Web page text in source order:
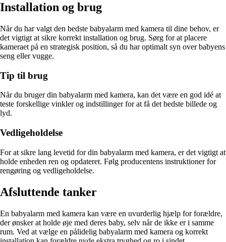
Installation og brug
Når du har valgt den bedste babyalarm med kamera til dine behov, er
det vigtigt at sikre korrekt installation og brug. Sørg for at placere
kameraet på en strategisk position, så du har optimalt syn over babyens
seng eller vugge.
Tip til brug
Når du bruger din babyalarm med kamera, kan det være en god idé at
teste forskellige vinkler og indstillinger for at få det bedste billede og
lyd.
Vedligeholdelse
For at sikre lang levetid for din babyalarm med kamera, er det vigtigt at
holde enheden ren og opdateret. Følg producentens instruktioner for
rengøring og vedligeholdelse.
Afsluttende tanker
En babyalarm med kamera kan være en uvurderlig hjælp for forældre,
der ønsker at holde øje med deres baby, selv når de ikke er i samme
rum. Ved at vælge en pålidelig babyalarm med kamera og korrekt